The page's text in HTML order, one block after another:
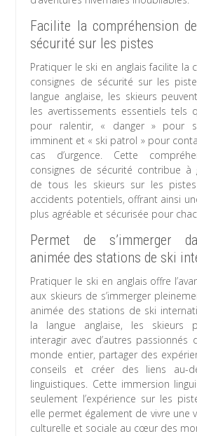
Facilite la compréhension
sécurité sur les pistes
Pratiquer le ski en anglais facilite la
consignes de sécurité sur les
langue anglaise, les skieurs
les avertissements essentiels tels
pour ralentir, « danger » pour
imminent et « ski patrol » pour
cas d’urgence. Cette
consignes de sécurité contribue à
de tous les skieurs sur les
accidents potentiels, offrant ainsi
plus agréable et sécurisée pour
Permet de s’immerger
animée des stations de ski
Pratiquer le ski en anglais offre
aux skieurs de s’immerger
animée des stations de ski
la langue anglaise, les skieurs
interagir avec d’autres passionnés
monde entier, partager des
conseils et créer des liens au-
linguistiques. Cette immersion
seulement l’expérience sur les
elle permet également de vivre une
culturelle et sociale au cœur des